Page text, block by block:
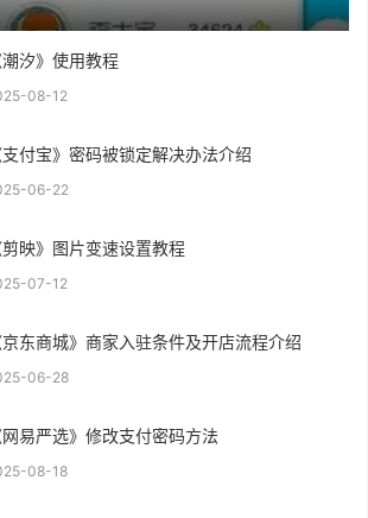
潮汐》使用教程
08-12
支付宝》密码被锁定解决办法介绍
06-22
剪映》图片变速设置教程
07-12
京东商城》商家入驻条件及开店流程介绍
06-28
网易严选》修改支付密码方法
08-18